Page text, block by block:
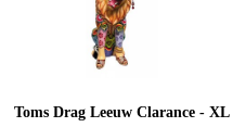
Toms Drag Leeuw Clarance - XL